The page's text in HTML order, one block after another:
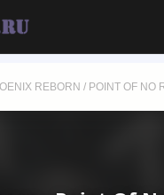
REBORN / POINT OF NO